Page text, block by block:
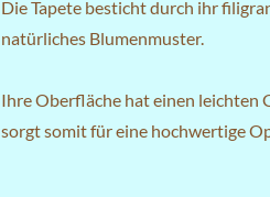
Die Tapete besticht durch ihr
natürliches Blumenmuster.
Ihre Oberfläche hat einen leichten
sorgt somit für eine hochwertige